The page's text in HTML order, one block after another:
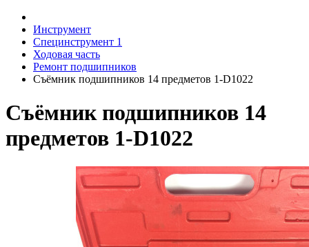
Инструмент
Специнструмент 1
Ходовая часть
Ремонт подшипников
Съёмник подшипников 14 предметов 1-D1022
Съёмник подшипников 14
предметов 1-D1022